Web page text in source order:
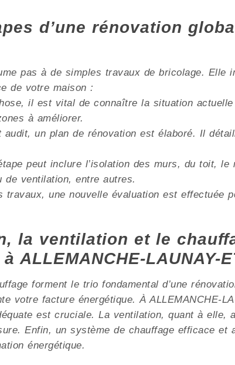
d’une rénovation
pas à de simples travaux de bricolage. Elle
de votre maison :
il est vital de connaître la situation
à améliorer.
un plan de rénovation est élaboré. Il
peut inclure l’isolation des murs, du toit, le
de ventilation, entre autres.
travaux, une nouvelle évaluation est effectuée
la ventilation et le
ALLEMANCHE-LAUNAY-
forment le trio fondamental d’une
votre facture énergétique. À ALLEMANCHE-
est cruciale. La ventilation, quant à elle,
Enfin, un système de chauffage efficace et
énergétique.